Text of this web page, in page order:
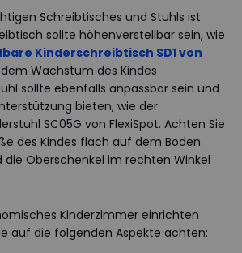
Schreibtisches und Stuhls ist
sollte höhenverstellbar sein, wie
Kinderschreibtisch SD1 von
Wachstum des Kindes
sollte ebenfalls anpassbar sein und
bieten, wie der
SC05G von FlexiSpot. Achten Sie
des Kindes flach auf dem Boden
Oberschenkel im rechten Winkel
Kinderzimmer einrichten
auf die folgenden Aspekte achten: